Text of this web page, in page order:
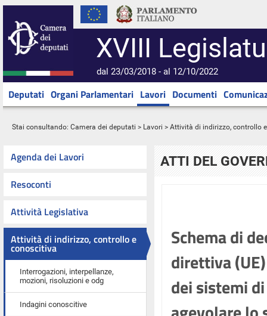
XVIII
dal 23/03/2018 - al 12/10/2022
Deputati Organi Parlamentari Lavori Documenti
Stai consultando: Camera dei deputati > Lavori > Attività di indirizzo, controllo
Agenda dei Lavori
Resoconti
Attività Legislativa
Attività di indirizzo, controllo e
conoscitiva
Interrogazioni, interpellanze,
mozioni, risoluzioni e odg
Indagini conoscitive
ATTI DEL
Schema di
direttiva
dei sistemi